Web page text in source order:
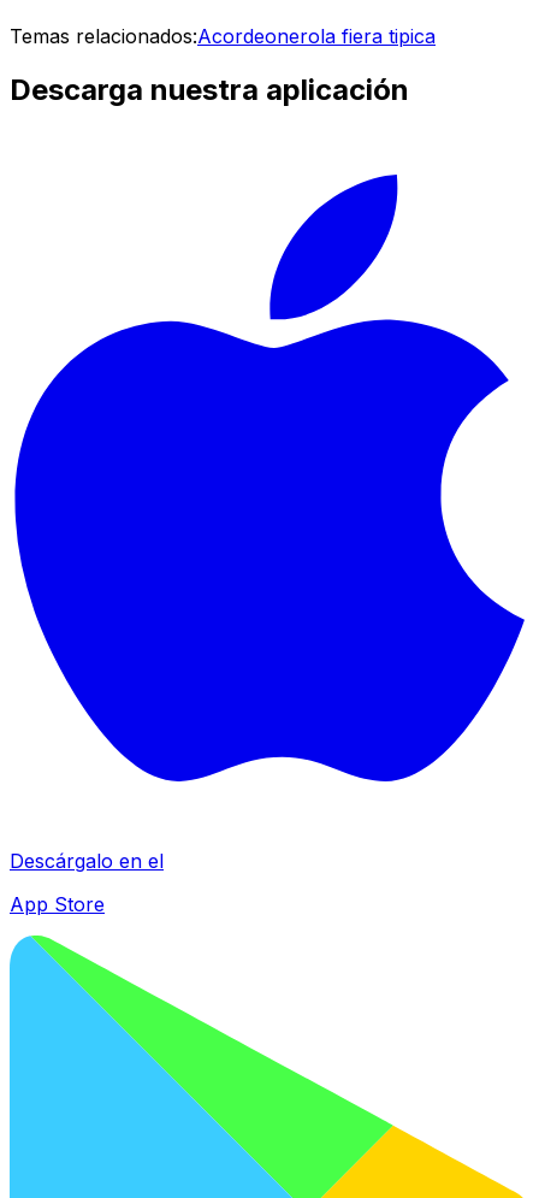
Temas relacionados:Acordeonerola fiera tipica
Descarga nuestra aplicación
Descárgalo en el
App Store